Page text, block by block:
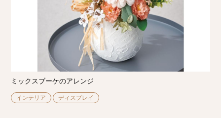
ミックスブーケのアレンジ
インテリア ディスプレイ